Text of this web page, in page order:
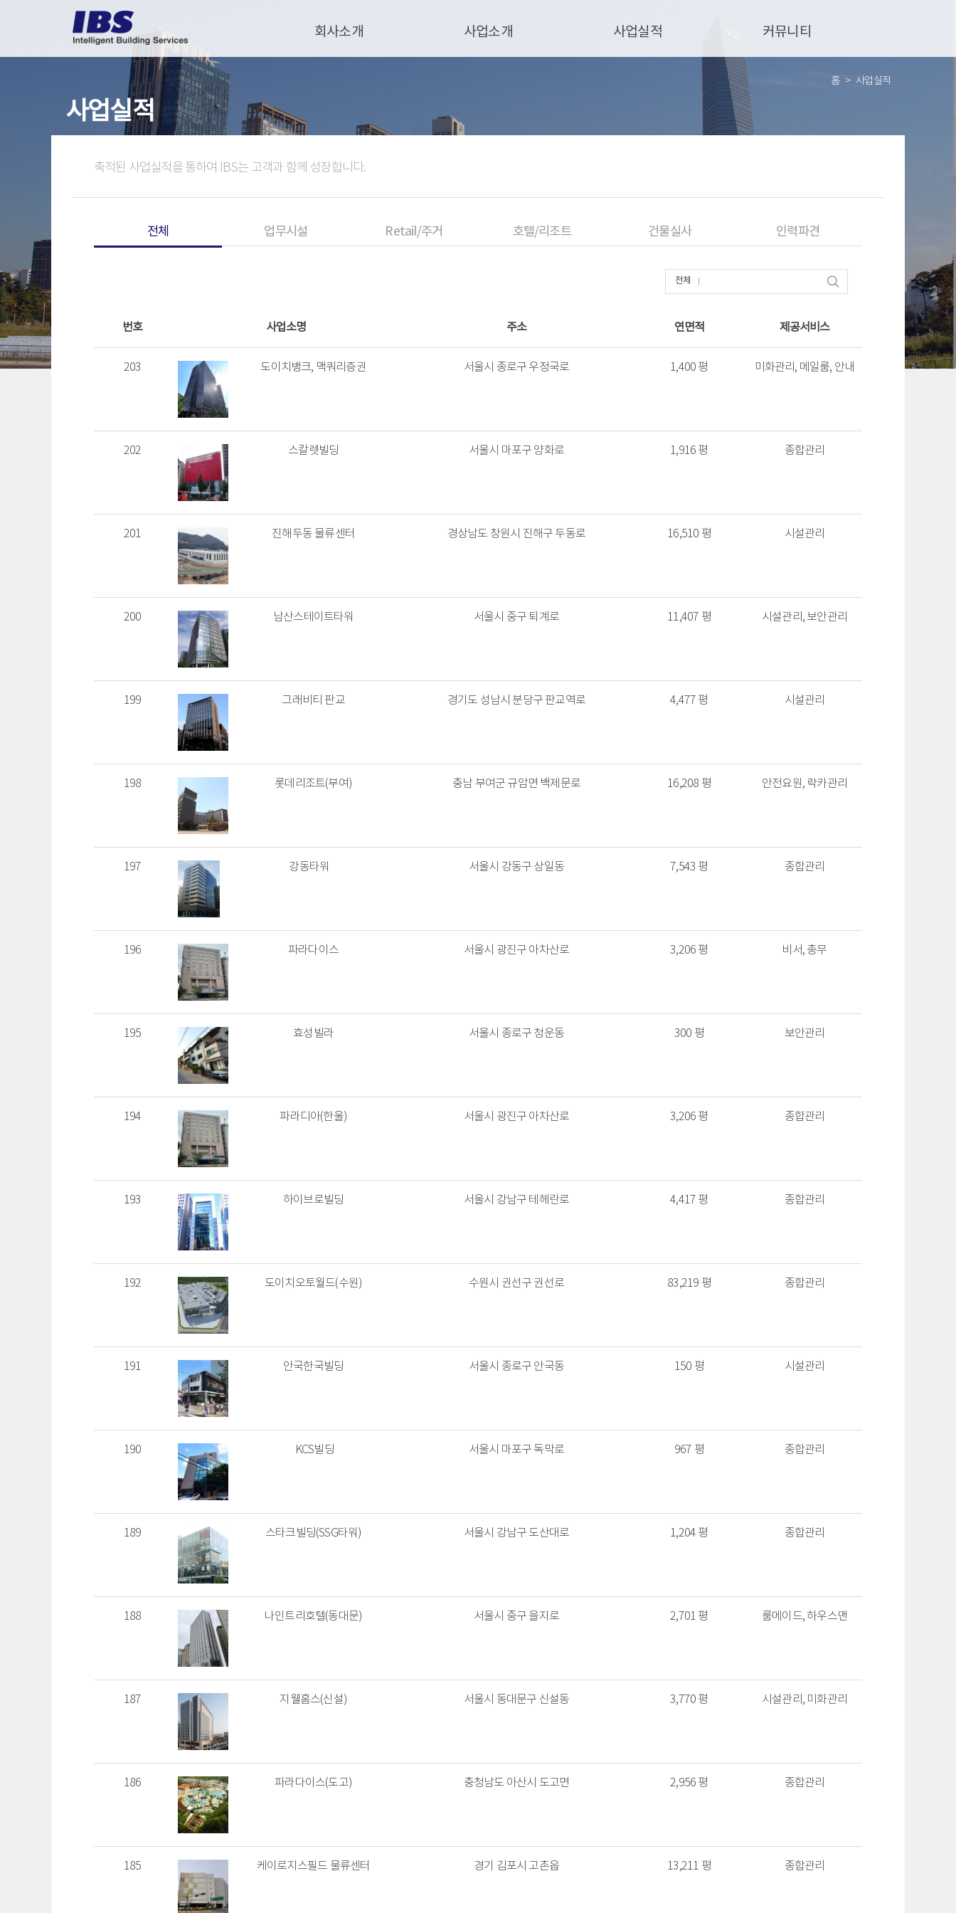
회사소개 사업소개 사업실적 커뮤니티
사업실적
홈 사업실적
축적된 사업실적을 통하여 IBS는 고객과 함께 성장합니다.
전체 업무시설 Retail/주거 호텔/리조트 건물실사 인력파견
전체
번호 사업소명 주소 연면적 제공서비스
203 도이치뱅크, 맥쿼리증권 서울시 종로구 우정국로 1,400 평 미화관리, 메일룸, 안내
202 스칼렛빌딩 서울시 마포구 양화로 1,916 평 종합관리
201 진해두동 물류센터 경상남도 창원시 진해구 두동로 16,510 평 시설관리
200 남산스테이트타워 서울시 중구 퇴계로 11,407 평 시설관리, 보안관리
199 그래비티 판교 경기도 성남시 분당구 판교역로 4,477 평 시설관리
198 롯데리조트(부여) 충남 부여군 규암면 백제문로 16,208 평 안전요원, 락카관리
197 강동타워 서울시 강동구 상일동 7,543 평 종합관리
196 파라다이스 서울시 광진구 아차산로 3,206 평 비서, 총무
195 효성빌라 서울시 종로구 청운동 300 평 보안관리
194 파라디아(한울) 서울시 광진구 아차산로 3,206 평 종합관리
193 하이브로빌딩 서울시 강남구 테헤란로 4,417 평 종합관리
192 도이치오토월드(수원) 수원시 권선구 권선로 83,219 평 종합관리
191 안국한국빌딩 서울시 종로구 안국동 150 평 시설관리
190 KCS빌딩 서울시 마포구 독막로 967 평 종합관리
189 스타크빌딩(SSG타워) 서울시 강남구 도산대로 1,204 평 종합관리
188 나인트리호텔(동대문) 서울시 중구 을지로 2,701 평 룸메이드, 하우스맨
187 지웰홈스(신설) 서울시 동대문구 신설동 3,770 평 시설관리, 미화관리
186 파라다이스(도고) 충청남도 아산시 도고면 2,956 평 종합관리
185 케이로지스필드 물류센터 경기 김포시 고촌읍 13,211 평 종합관리